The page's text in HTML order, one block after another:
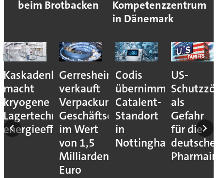
beim Brotbacken
Kompetenzzentrum
in Dänemark
Kaskadenkonzept
macht
kryogene
Lagertechnik
energieeffizienter
Gerresheimer
verkauft
Verpackungs-
Geschäftseinheiten
im Wert
von 1,5
Milliarden
Euro
Codis
übernimmt
Catalent-
Standort
in
Nottingham
US-
als
Gefahr
für die
deutsche